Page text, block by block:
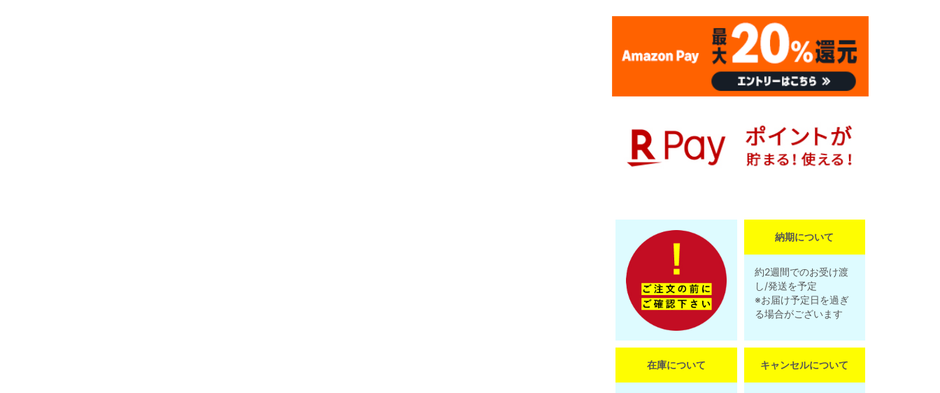
納期について
約2週間でのお受け渡
し/発送を予定
※お届け予定日を過ぎ
る場合がございます
在庫について キャンセルについて